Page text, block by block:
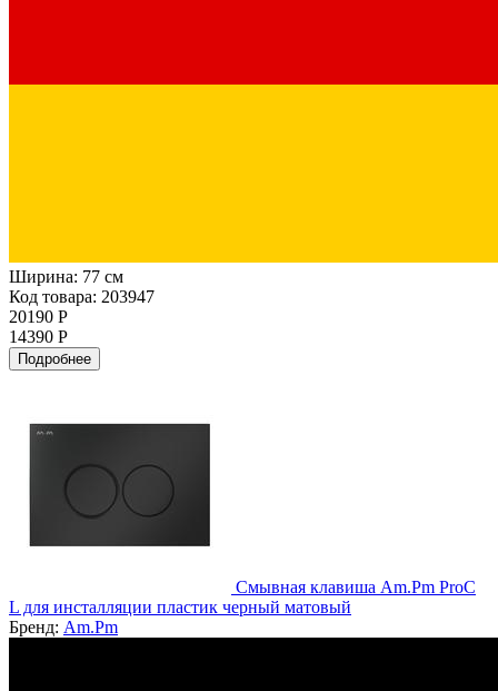
Ширина: 77 см
Код товара: 203947
20190 Р
14390 Р
Подробнее
Смывная клавиша Am.Pm ProC
L для инсталляции пластик черный матовый
Бренд: Am.Pm